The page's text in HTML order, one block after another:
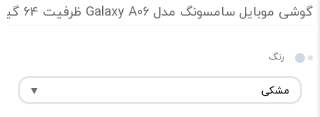
گوشی موبایل سامسونگ مدل Galaxy A06 ظرفیت 64 گیگابایت و رم 4 گیگابایت (مشکی) همراه با اداپتور 25 وات و گلس
رنگ